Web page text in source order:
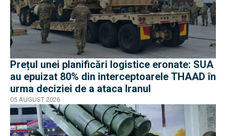
Prețul unei planificări logistice eronate: SUA
au epuizat 80% din interceptoarele THAAD în
urma deciziei de a ataca Iranul
05 AUGUST 2026